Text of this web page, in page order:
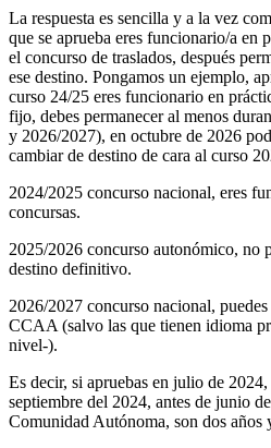
La respuesta es sencilla y a la vez
que se aprueba eres funcionario/a en
el concurso de traslados, después
ese destino. Pongamos un ejemplo,
curso 24/25 eres funcionario en
fijo, debes permanecer al menos
y 2026/2027), en octubre de 2026
cambiar de destino de cara al curso
2024/2025 concurso nacional, eres
concursas.
2025/2026 concurso autonómico, no
destino definitivo.
2026/2027 concurso nacional,
CCAA (salvo las que tienen idioma
nivel-).
Es decir, si apruebas en julio de
septiembre del 2024, antes de junio
Comunidad Autónoma, son dos años